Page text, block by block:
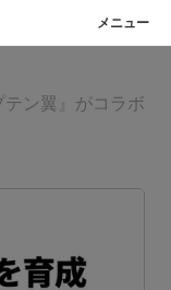
ン翼』がコラボ